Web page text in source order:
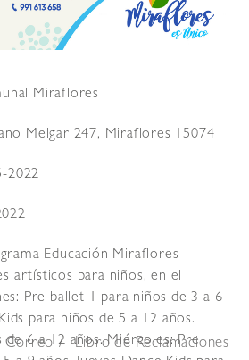
Miraflores
Melgar 247, Miraflores 15074
2022
Educación Miraflores
artísticos para niños, en el
Pre ballet 1 para niños de 3 a 6
para niños de 5 a 12 años.
de 6 a 12 años. Miércoles: Pre
Correo Libro de Reclamaciones